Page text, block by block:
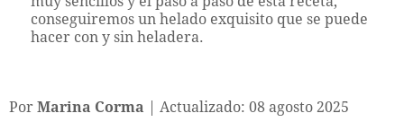
conseguiremos un helado exquisito que se puede
hacer con y sin heladera.
Por Marina Corma Actualizado: 08 agosto 2025